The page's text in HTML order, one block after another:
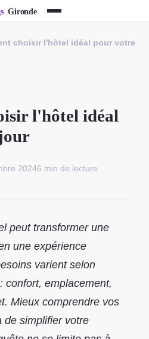
choisir l'hôtel idéal pour votre
l'hôtel idéal
20246 min de lecture
peut transformer une
une expérience
varient selon
confort, emplacement,
Mieux comprendre vos
de simplifier votre